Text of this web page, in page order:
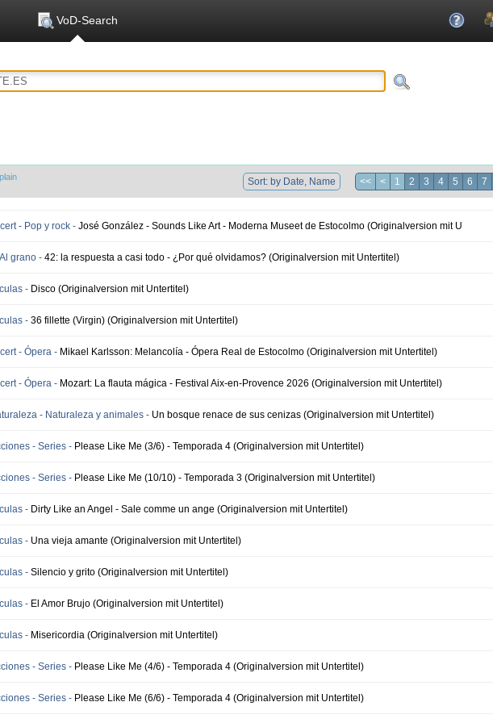
VoD-Search
Sort: by Date, Name << < 1 2 3 4 5 6 7
- Pop y rock - José González - Sounds Like Art - Moderna Museet de Estocolmo (Originalversion mit Untertitel)
grano - 42: la respuesta a casi todo - ¿Por qué olvidamos? (Originalversion mit Untertitel)
- Disco (Originalversion mit Untertitel)
- 36 fillette (Virgin) (Originalversion mit Untertitel)
- Ópera - Mikael Karlsson: Melancolía - Ópera Real de Estocolmo (Originalversion mit Untertitel)
- Ópera - Mozart: La flauta mágica - Festival Aix-en-Provence 2026 (Originalversion mit Untertitel)
- Naturaleza y animales - Un bosque renace de sus cenizas (Originalversion mit Untertitel)
- Series - Please Like Me (3/6) - Temporada 4 (Originalversion mit Untertitel)
- Series - Please Like Me (10/10) - Temporada 3 (Originalversion mit Untertitel)
- Dirty Like an Angel - Sale comme un ange (Originalversion mit Untertitel)
- Una vieja amante (Originalversion mit Untertitel)
- Silencio y grito (Originalversion mit Untertitel)
- El Amor Brujo (Originalversion mit Untertitel)
- Misericordia (Originalversion mit Untertitel)
- Series - Please Like Me (4/6) - Temporada 4 (Originalversion mit Untertitel)
- Series - Please Like Me (6/6) - Temporada 4 (Originalversion mit Untertitel)